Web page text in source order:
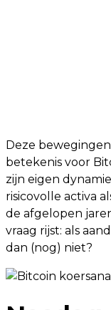
Deze
betekenis voor
zijn eigen
risicovolle activa
de afgelopen
vraag rijst: als
dan (nog) niet?